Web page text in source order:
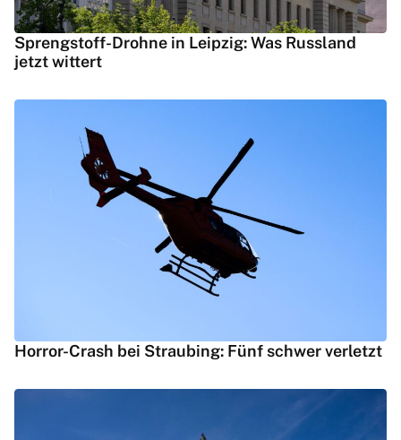
Sprengstoff-Drohne in Leipzig: Was Russland
jetzt wittert
Horror-Crash bei Straubing: Fünf schwer verletzt